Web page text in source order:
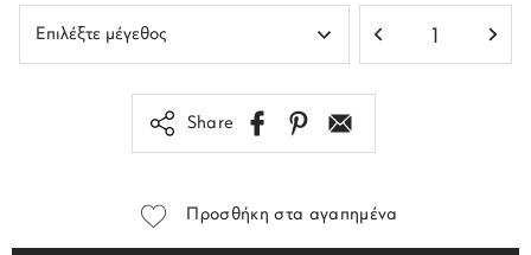
Share
Προσθήκη στα αγαπημένα